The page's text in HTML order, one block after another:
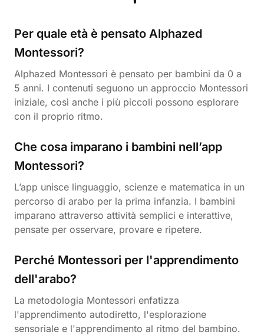
Per quale età è pensato Alphazed
Montessori?
Alphazed Montessori è pensato per bambini da 0 a
5 anni. I contenuti seguono un approccio Montessori
iniziale, così anche i più piccoli possono esplorare
con il proprio ritmo.
Che cosa imparano i bambini nell’app
Montessori?
L’app unisce linguaggio, scienze e matematica in un
percorso di arabo per la prima infanzia. I bambini
imparano attraverso attività semplici e interattive,
pensate per osservare, provare e ripetere.
Perché Montessori per l'apprendimento
dell'arabo?
La metodologia Montessori enfatizza
l'apprendimento autodiretto, l'esplorazione
sensoriale e l'apprendimento al ritmo del bambino.